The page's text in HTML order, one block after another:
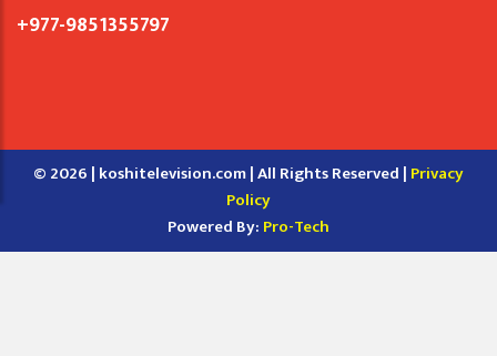
+977-9851355797
© 2026 | koshitelevision.com | All Rights Reserved | Privacy
Policy
Powered By: Pro-Tech